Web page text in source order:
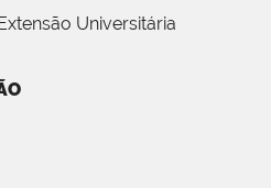
Universitária